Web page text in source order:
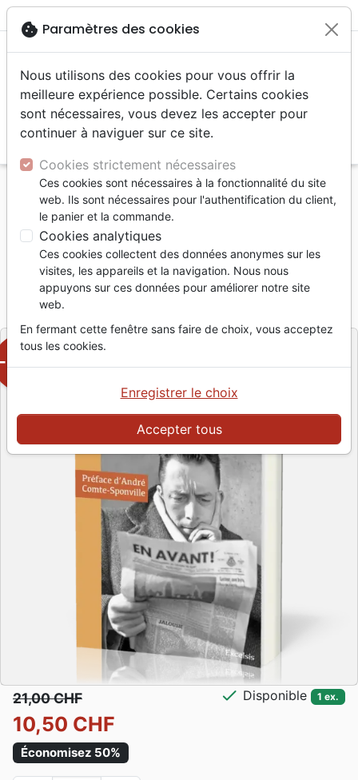
menu
Accueil Livres
Ethique, société, politique
Camus face à Dieu
Camus face à Dieu
Philippe Malidor
RéférenceEXL0369 EAN9782755003697
Editeur Editions Excelsis
50%
21,00 CHF
10,50 CHF
Économisez 50%
check Disponible 1 ex.
cookie Paramètres des cookies
Nous utilisons des cookies pour vous offrir la
meilleure expérience possible. Certains cookies
sont nécessaires, vous devez les accepter pour
continuer à naviguer sur ce site.
Cookies strictement nécessaires
Ces cookies sont nécessaires à la fonctionnalité du site
web. Ils sont nécessaires pour l'authentification du client,
le panier et la commande.
Cookies analytiques
Ces cookies collectent des données anonymes sur les
visites, les appareils et la navigation. Nous nous
appuyons sur ces données pour améliorer notre site
web.
En fermant cette fenêtre sans faire de choix, vous acceptez
tous les cookies.
Accepter tous
Enregistrer le choix